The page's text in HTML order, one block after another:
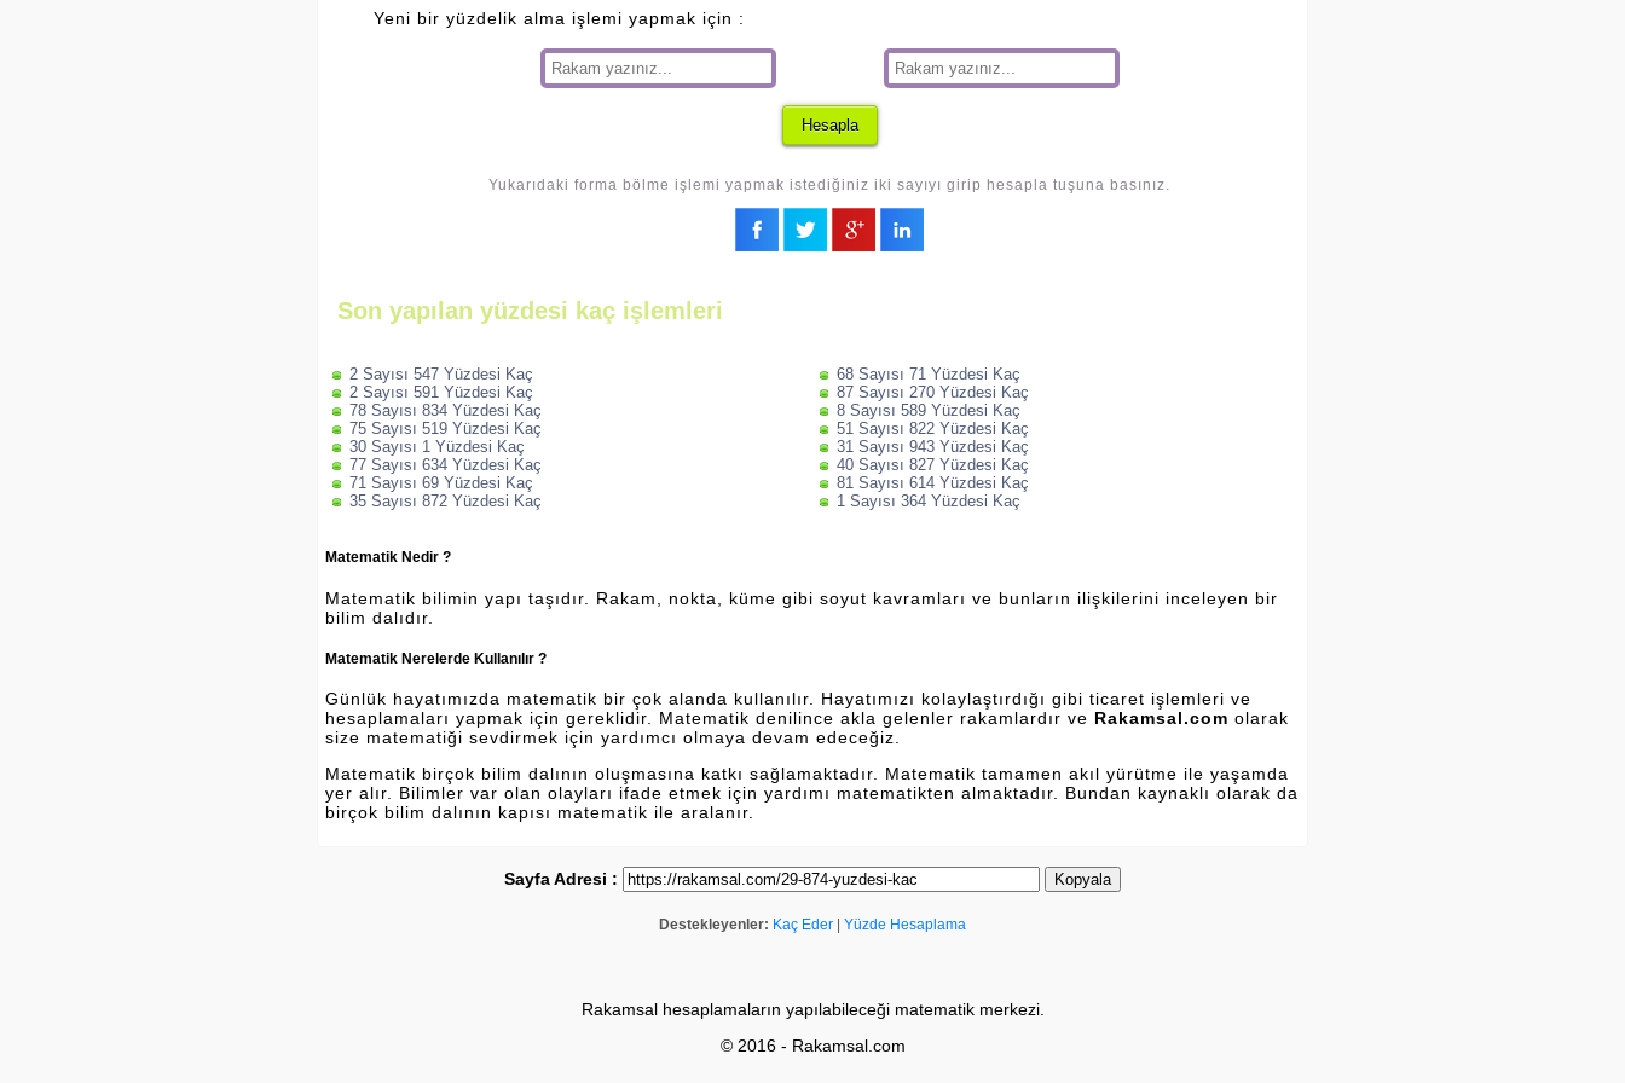
Yeni bir yüzdelik alma işlemi yapmak için :
Yukarıdaki forma bölme işlemi yapmak istediğiniz iki sayıyı girip hesapla tuşuna basınız.
Son yapılan yüzdesi kaç işlemleri
2 Sayısı 547 Yüzdesi Kaç
2 Sayısı 591 Yüzdesi Kaç
78 Sayısı 834 Yüzdesi Kaç
75 Sayısı 519 Yüzdesi Kaç
30 Sayısı 1 Yüzdesi Kaç
77 Sayısı 634 Yüzdesi Kaç
71 Sayısı 69 Yüzdesi Kaç
35 Sayısı 872 Yüzdesi Kaç
68 Sayısı 71 Yüzdesi Kaç
87 Sayısı 270 Yüzdesi Kaç
8 Sayısı 589 Yüzdesi Kaç
51 Sayısı 822 Yüzdesi Kaç
31 Sayısı 943 Yüzdesi Kaç
40 Sayısı 827 Yüzdesi Kaç
81 Sayısı 614 Yüzdesi Kaç
1 Sayısı 364 Yüzdesi Kaç
Matematik Nedir ?
Matematik bilimin yapı taşıdır. Rakam, nokta, küme gibi soyut kavramları ve bunların ilişkilerini inceleyen bir
bilim dalıdır.
Matematik Nerelerde Kullanılır ?
Günlük hayatımızda matematik bir çok alanda kullanılır. Hayatımızı kolaylaştırdığı gibi ticaret işlemleri ve
hesaplamaları yapmak için gereklidir. Matematik denilince akla gelenler rakamlardır ve Rakamsal.com olarak
size matematiği sevdirmek için yardımcı olmaya devam edeceğiz.
Matematik birçok bilim dalının oluşmasına katkı sağlamaktadır. Matematik tamamen akıl yürütme ile yaşamda
yer alır. Bilimler var olan olayları ifade etmek için yardımı matematikten almaktadır. Bundan kaynaklı olarak da
birçok bilim dalının kapısı matematik ile aralanır.
Sayfa Adresi : Kopyala
Destekleyenler: Kaç Eder Yüzde Hesaplama
Rakamsal hesaplamaların yapılabileceği matematik merkezi.
© 2016 - Rakamsal.com